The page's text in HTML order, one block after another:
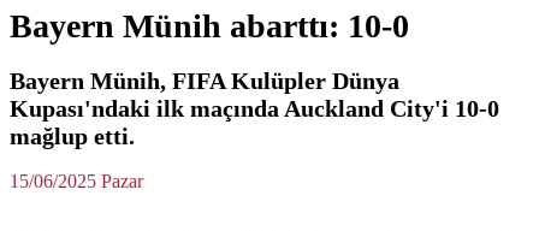
Bayern Münih abarttı: 10-0
Bayern Münih, FIFA Kulüpler Dünya
Kupası'ndaki ilk maçında Auckland City'i 10-0
mağlup etti.
15/06/2025 Pazar